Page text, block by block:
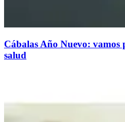
Cábalas Año Nuevo:
salud